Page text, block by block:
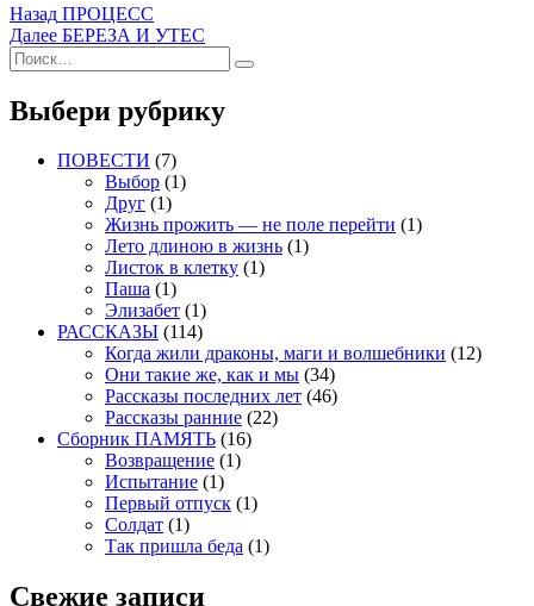
Навигация
по
записям
Назад Предыдущая
запись:
ПРОЦЕСС
Далее Следующая
БЕРЕЗА И УТЕС
Искать:
Поиск
Выбери рубрику
ПОВЕСТИ (7)
Выбор (1)
Друг (1)
Жизнь прожить — не поле перейти (1)
Лето длиною в жизнь (1)
Листок в клетку (1)
Паша (1)
Элизабет (1)
РАССКАЗЫ (114)
Когда жили драконы, маги и волшебники (12)
Они такие же, как и мы (34)
Рассказы последних лет (46)
Рассказы ранние (22)
Сборник ПАМЯТЬ (16)
Возвращение (1)
Испытание (1)
Первый отпуск (1)
Солдат (1)
Так пришла беда (1)
Свежие записи